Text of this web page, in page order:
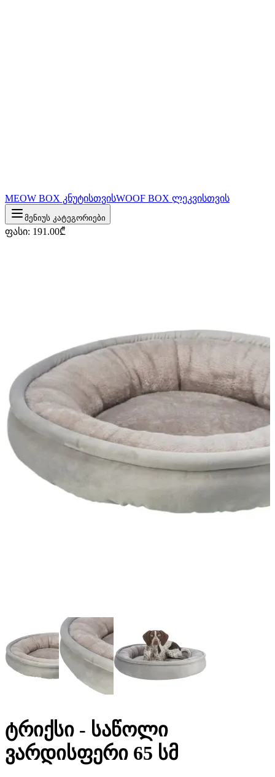
MEOW BOX კნუტისთვისWOOF BOX ლეკვისთვის
მენიუს კატეგორიები
ფასი: 191.00₾
ტრიქსი - საწოლი
ვარდისფერი 65 სმ